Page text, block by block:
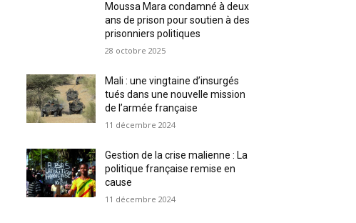
Moussa Mara condamné à deux
ans de prison pour soutien à des
prisonniers politiques
28 octobre 2025
Mali : une vingtaine d’insurgés
tués dans une nouvelle mission
de l’armée française
11 décembre 2024
Gestion de la crise malienne : La
politique française remise en
cause
11 décembre 2024